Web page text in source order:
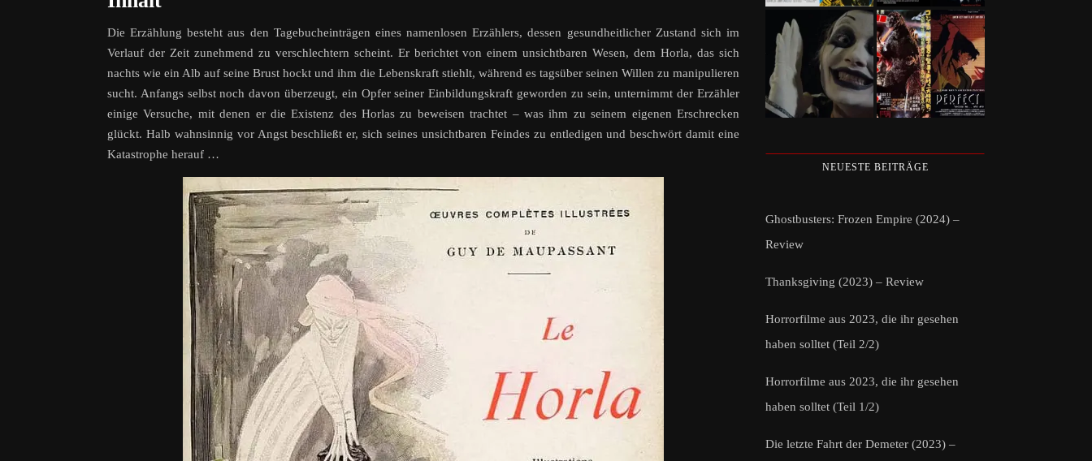
Die Erzählung besteht aus den Tagebucheinträgen eines namenlosen Erzählers, dessen gesundheitlicher Zustand sich im
Verlauf der Zeit zunehmend zu verschlechtern scheint. Er berichtet von einem unsichtbaren Wesen, dem Horla, das sich
nachts wie ein Alb auf seine Brust hockt und ihm die Lebenskraft stiehlt, während es tagsüber seinen Willen zu manipulieren
sucht. Anfangs selbst noch davon überzeugt, ein Opfer seiner Einbildungskraft geworden zu sein, unternimmt der Erzähler
einige Versuche, mit denen er die Existenz des Horlas zu beweisen trachtet – was ihm zu seinem eigenen Erschrecken
glückt. Halb wahnsinnig vor Angst beschließt er, sich seines unsichtbaren Feindes zu entledigen und beschwört damit eine
Katastrophe herauf …
NEUESTE BEITRÄGE
Ghostbusters: Frozen Empire (2024) –
Review
Thanksgiving (2023) – Review
Horrorfilme aus 2023, die ihr gesehen
haben solltet (Teil 2/2)
Horrorfilme aus 2023, die ihr gesehen
haben solltet (Teil 1/2)
Die letzte Fahrt der Demeter (2023) –